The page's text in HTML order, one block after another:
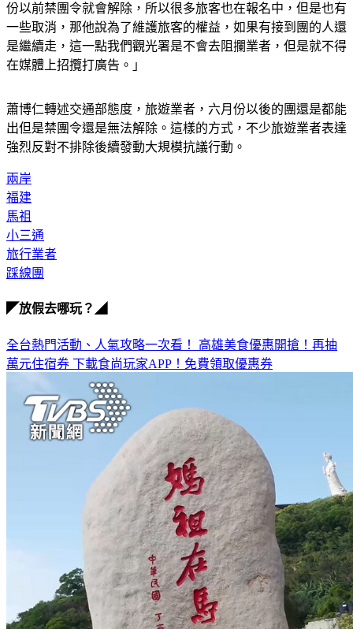
份以前禁團令就會解除，所以很多旅客也在報名中，但是也有
一些取消，那他說為了維護旅客的權益，如果有接到團的人還
是繼續走，這一點我們觀光署是不會去阻攔業者，但是就不得
在媒體上招攬打廣告。」
蕭博仁轉述交通部態度，旅遊業者，六月份以後的團還是都能
出但是禁團令還是無法解除。這樣的方式，不少旅遊業者表達
強烈反對不排除後續發動大規模抗議行動。
兩岸
福建
馬祖
小三通
旅行業者
踩線團
◤放假去哪玩？◢
全台熱門活動、人氣攻略一次看！ 高雄美食優惠開搶！再抽
萬元住宿券 下載食尚玩家APP！免費領取優惠券